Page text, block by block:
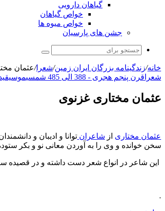
گیاهان دارویی
خواص گیاهان
خواص میوه ها
جشن های پارسیان
جستجو
برای
خانه/زندگینامه بزرگان ایران زمین/شعرا/عثمان
شعرا قرن پنجم هجری - 388 الی 485 شمسی
عثمان مختاری غزنوی
عثمان مختاری از شاعران توانا و ادیبان و
سخن خوانده و وی را به آوردن معانی نو و بکر
این شاعر در انواع شعر دست داشته و در قصیده
.